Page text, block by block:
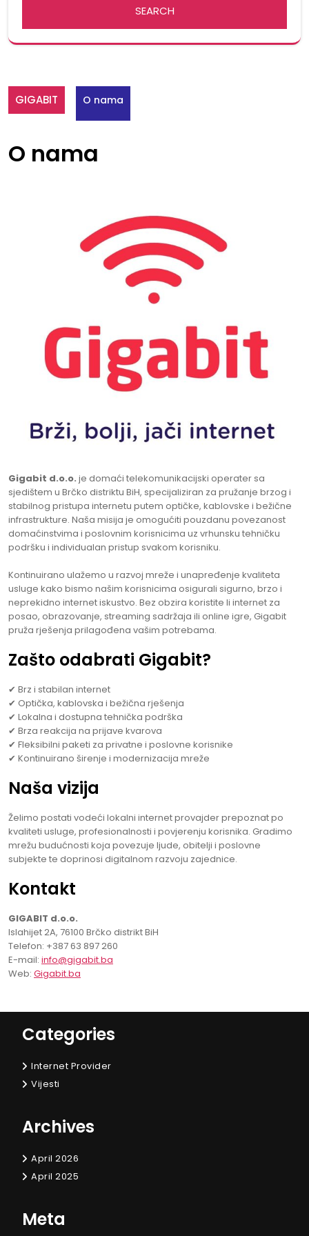
GIGABIT O nama
O nama
Gigabit d.o.o. je domaći telekomunikacijski operater sa
sjedištem u Brčko distriktu BiH, specijaliziran za pružanje brzog i
stabilnog pristupa internetu putem optičke, kablovske i bežične
infrastrukture. Naša misija je omogućiti pouzdanu povezanost
domaćinstvima i poslovnim korisnicima uz vrhunsku tehničku
podršku i individualan pristup svakom korisniku.
Kontinuirano ulažemo u razvoj mreže i unapređenje kvaliteta
usluge kako bismo našim korisnicima osigurali sigurno, brzo i
neprekidno internet iskustvo. Bez obzira koristite li internet za
posao, obrazovanje, streaming sadržaja ili online igre, Gigabit
pruža rješenja prilagođena vašim potrebama.
Zašto odabrati Gigabit?
✔ Brz i stabilan internet
✔ Optička, kablovska i bežična rješenja
✔ Lokalna i dostupna tehnička podrška
✔ Brza reakcija na prijave kvarova
✔ Fleksibilni paketi za privatne i poslovne korisnike
✔ Kontinuirano širenje i modernizacija mreže
Naša vizija
Želimo postati vodeći lokalni internet provajder prepoznat po
kvaliteti usluge, profesionalnosti i povjerenju korisnika. Gradimo
mrežu budućnosti koja povezuje ljude, obitelji i poslovne
subjekte te doprinosi digitalnom razvoju zajednice.
Kontakt
GIGABIT d.o.o.
Islahijet 2A, 76100 Brčko distrikt BiH
Telefon: +387 63 897 260
E-mail: info@gigabit.ba
Web: Gigabit.ba
Categories
Internet Provider
Vijesti
Archives
April 2026
April 2025
Meta